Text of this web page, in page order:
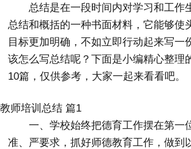
总结是在一段时间内对学习和工作
总结和概括的一种书面材料，它能够使
目标更加明确，不如立即行动起来写一
该怎么写总结呢？下面是小编精心整理
10篇，仅供参考，大家一起来看看吧。
教师培训总结 篇1
一、学校始终把德育工作摆在第一
准、严要求，抓好师德教育工作，做到